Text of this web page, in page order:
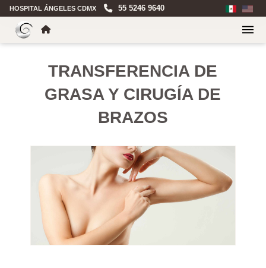
HOSPITAL ÁNGELES CDMX 55 5246 9640
TRANSFERENCIA DE
GRASA Y CIRUGÍA DE
BRAZOS